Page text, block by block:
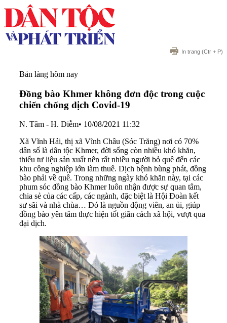
In trang (Ctr + P)
Bản làng hôm nay
Đồng bào Khmer không đơn độc trong cuộc
chiến chống dịch Covid-19
N. Tâm - H. Diễm• 10/08/2021 11:32
Xã Vĩnh Hải, thị xã Vĩnh Châu (Sóc Trăng) nơi có 70%
dân số là dân tộc Khmer, đời sống còn nhiều khó khăn,
thiếu tư liệu sản xuất nên rất nhiều người bỏ quê đến các
khu công nghiệp lớn làm thuê. Dịch bệnh bùng phát, đồng
bào phải về quê. Trong những ngày khó khăn này, tại các
phum sóc đồng bào Khmer luôn nhận được sự quan tâm,
chia sẻ của các cấp, các ngành, đặc biệt là Hội Đoàn kết
sư sãi và nhà chùa… Đó là nguồn động viên, an ủi, giúp
đồng bào yên tâm thực hiện tốt giãn cách xã hội, vượt qua
đại dịch.